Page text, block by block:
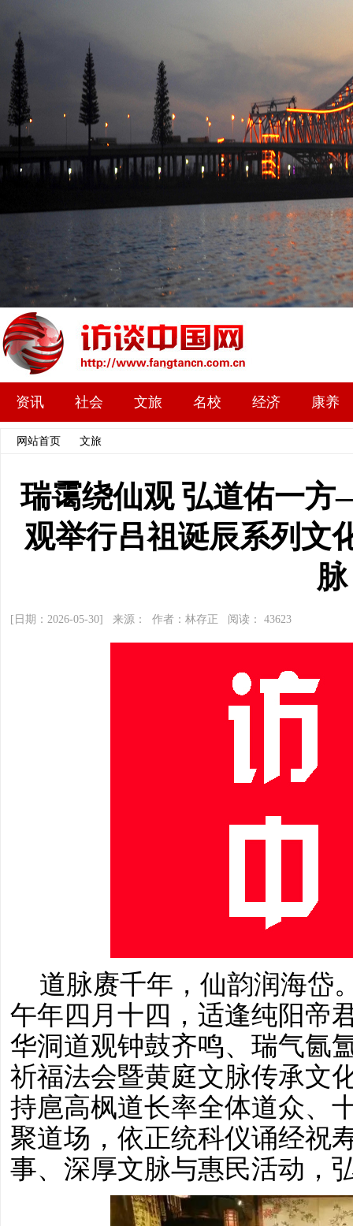
资讯 社会 文旅 名校 经济 康养
网站首页 文旅
瑞霭绕仙观 弘道佑一
观举行吕祖诞辰系列文
脉
[日期：2026-05-30] 来源： 作者：林存正 阅读： 43623
道脉赓千年，仙韵润海岱
午年四月十四，适逢纯阳帝
华洞道观钟鼓齐鸣、瑞气氤
祈福法会暨黄庭文脉传承文
持扈高枫道长率全体道众、
聚道场，依正统科仪诵经祝
事、深厚文脉与惠民活动，